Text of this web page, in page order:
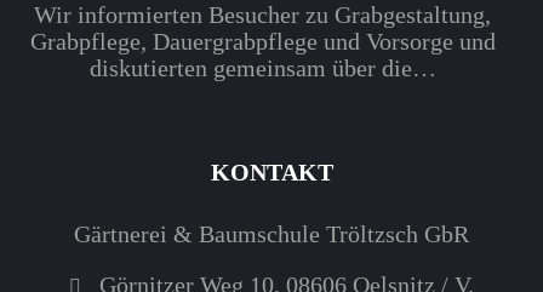
Wir informierten Besucher zu Grabgestaltung,
Grabpflege, Dauergrabpflege und Vorsorge und
diskutierten gemeinsam über die…
KONTAKT
Gärtnerei & Baumschule Tröltzsch GbR
Görnitzer Weg 10, 08606 Oelsnitz / V.